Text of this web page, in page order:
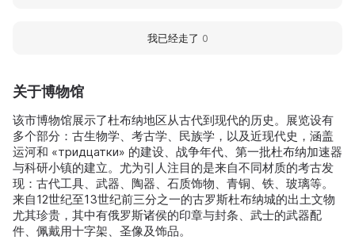
关于博物馆
该市博物馆展示了杜布纳地区从古代到现代的历史。展览设有
多个部分：古生物学、考古学、民族学，以及近现代史，涵盖
运河和 «тридцатки» 的建设、战争年代、第一批杜布纳加速器
与科研小镇的建立。尤为引人注目的是来自不同材质的考古发
现：古代工具、武器、陶器、石质饰物、青铜、铁、玻璃等。
来自12世纪至13世纪前三分之一的古罗斯杜布纳城的出土文物
尤其珍贵，其中有俄罗斯诸侯的印章与封条、武士的武器配
件、佩戴用十字架、圣像及饰品。
我已经走了 0